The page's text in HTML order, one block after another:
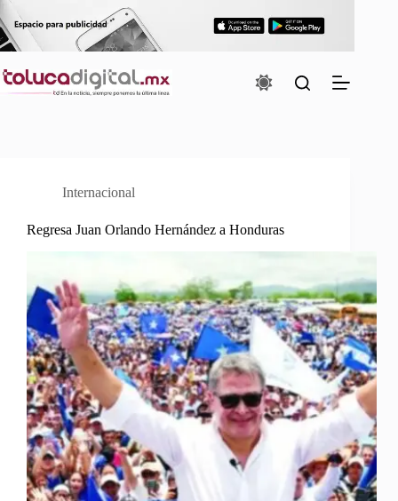
Saltar
al
contenido
Internacional
Regresa Juan Orlando Hernández a Honduras